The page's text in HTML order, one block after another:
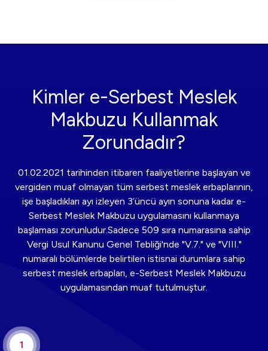
Kimler e-Serbest Meslek
Makbuzu Kullanmak
Zorundadır?
01.02.2021 tarihinden itibaren faaliyetlerine başlayan ve
vergiden muaf olmayan tüm serbest meslek erbaplarının,
işe başladıkları ayı izleyen 3’üncü ayın sonuna kadar e-
Serbest Meslek Makbuzu uygulamasını kullanmaya
başlaması zorunludur.Sadece 509 sıra numarasına sahip
Vergi Usul Kanunu Genel Tebliği'nde "V.7." ve "VIII."
numaralı bölümlerde belirtilen istisnai durumlara sahip
serbest meslek erbapları, e-Serbest Meslek Makbuzu
uygulamasından muaf tutulmuştur.
1